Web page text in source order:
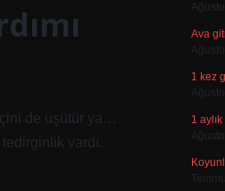
de üşütür ya…
vardı.
Ava
1 kez
1